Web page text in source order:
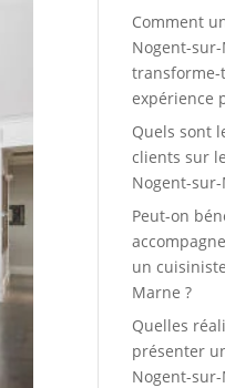
Comment
Nogent-
expérience
Quels sont
clients sur
Nogent-
Peut-on
un
Marne ?
Quelles
présenter
Nogent-